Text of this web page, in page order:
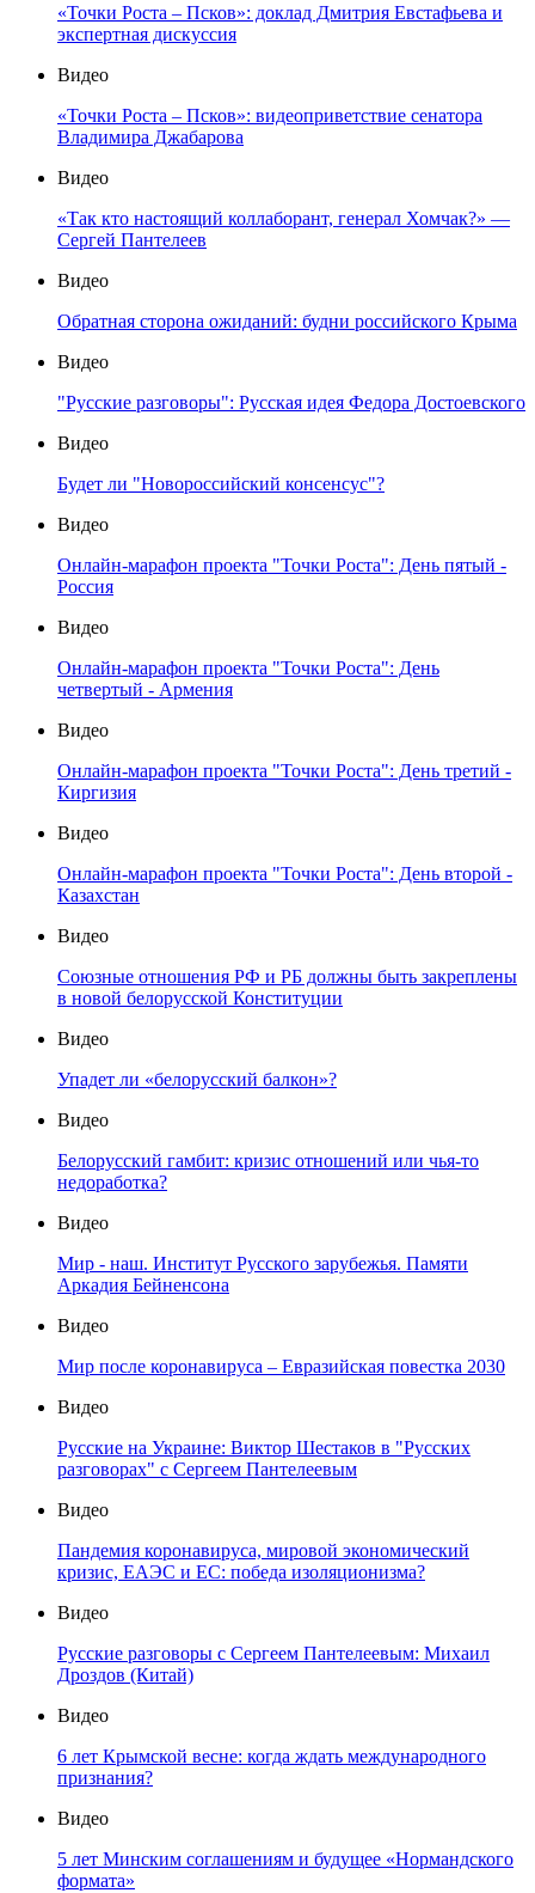
«Точки Роста – Псков»: доклад Дмитрия Евстафьева и
экспертная дискуссия
Видео
«Точки Роста – Псков»: видеоприветствие сенатора
Владимира Джабарова
Видео
«Так кто настоящий коллаборант, генерал Хомчак?» —
Сергей Пантелеев
Видео
Обратная сторона ожиданий: будни российского Крыма
Видео
"Русские разговоры": Русская идея Федора Достоевского
Видео
Будет ли "Новороссийский консенсус"?
Видео
Онлайн-марафон проекта "Точки Роста": День пятый -
Россия
Видео
Онлайн-марафон проекта "Точки Роста": День
четвертый - Армения
Видео
Онлайн-марафон проекта "Точки Роста": День третий -
Киргизия
Видео
Онлайн-марафон проекта "Точки Роста": День второй -
Казахстан
Видео
Союзные отношения РФ и РБ должны быть закреплены
в новой белорусской Конституции
Видео
Упадет ли «белорусский балкон»?
Видео
Белорусский гамбит: кризис отношений или чья-то
недоработка?
Видео
Мир - наш. Институт Русского зарубежья. Памяти
Аркадия Бейненсона
Видео
Мир после коронавируса – Евразийская повестка 2030
Видео
Русские на Украине: Виктор Шестаков в "Русских
разговорах" с Сергеем Пантелеевым
Видео
Пандемия коронавируса, мировой экономический
кризис, ЕАЭС и ЕС: победа изоляционизма?
Видео
Русские разговоры с Сергеем Пантелеевым: Михаил
Дроздов (Китай)
Видео
6 лет Крымской весне: когда ждать международного
признания?
Видео
5 лет Минским соглашениям и будущее «Нормандского
формата»